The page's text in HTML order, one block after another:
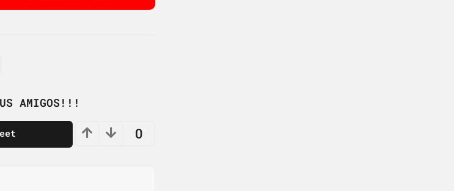
AMIGOS!!!
0